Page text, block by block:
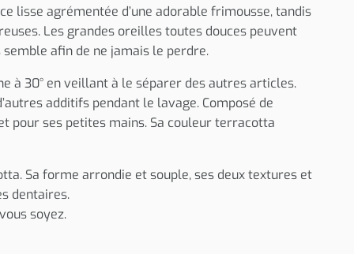
lisse agrémentée d’une adorable frimousse, tandis
Les grandes oreilles toutes douces peuvent
afin de ne jamais le perdre.
à 30° en veillant à le séparer des autres articles.
additifs pendant le lavage. Composé de
pour ses petites mains. Sa couleur terracotta
Sa forme arrondie et souple, ses deux textures et
dentaires.
soyez.